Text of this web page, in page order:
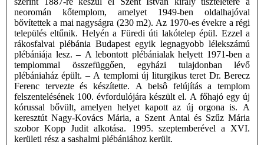
neoromán kőtemplom, amelyet 1949-ben oldalhajóval
bővítettek a mai nagyságra (230 m2). Az 1970-es évekre a régi
település eltűnik. Helyén a Füredi úti lakótelep épül. Ezzel a
rákosfalvai plébánia Budapest egyik legnagyobb lélekszámú
plébániája lesz. – A lebontott plébánialak helyett 1971-ben a
templommal összefüggően, egyházi tulajdonban lévő
plébániaház épült. – A templomi új liturgikus teret Dr. Berecz
Ferenc tervezte és készítette. A belsô felújítás a templom
felszentelésének 100. évfordulójára készült el. A főhajó egy új
kórussal bővült, amelyen helyet kapott az új orgona is. A
keresztút Nagy-Kovács Mária, a Szent Antal és Szűz Mária
szobor Kopp Judit alkotása. 1995. szeptemberével a XVI.
kerületi rész a sashalmi plébániához került.